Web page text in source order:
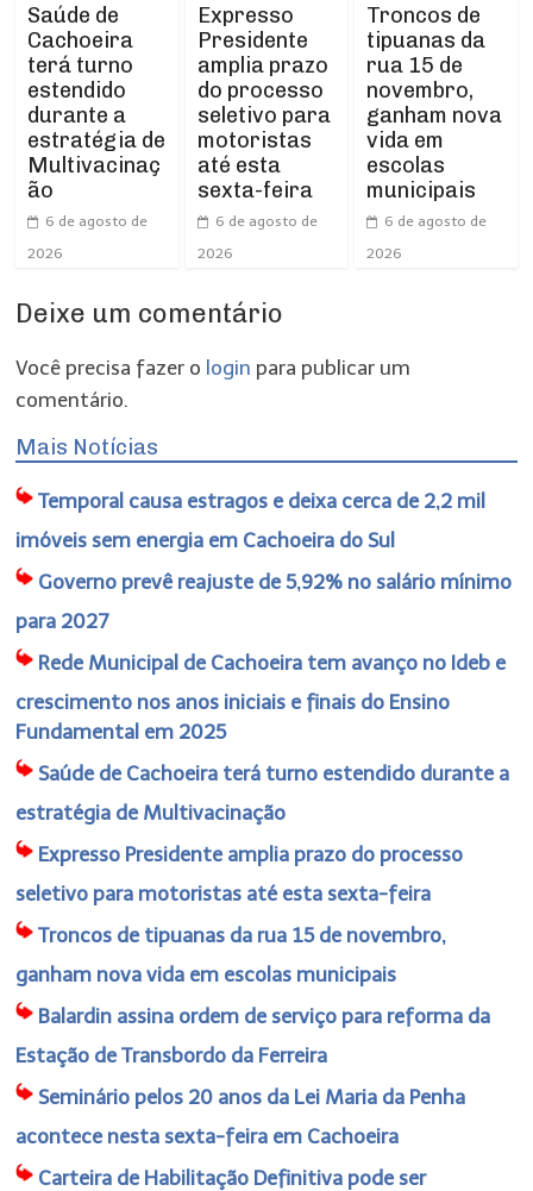
Saúde de
Cachoeira
terá turno
estendido
durante a
estratégia de
Multivacinaç
ão
6 de agosto de
2026
Expresso
Presidente
amplia prazo
do processo
seletivo para
motoristas
até esta
sexta-feira
6 de agosto de
2026
Troncos de
tipuanas da
rua 15 de
novembro,
ganham nova
vida em
escolas
municipais
6 de agosto de
2026
Deixe um comentário
Você precisa fazer o login para publicar um
comentário.
Mais Notícias
Temporal causa estragos e deixa cerca de 2,2 mil
imóveis sem energia em Cachoeira do Sul
Governo prevê reajuste de 5,92% no salário mínimo
para 2027
Rede Municipal de Cachoeira tem avanço no Ideb e
crescimento nos anos iniciais e finais do Ensino
Fundamental em 2025
Saúde de Cachoeira terá turno estendido durante a
estratégia de Multivacinação
Expresso Presidente amplia prazo do processo
seletivo para motoristas até esta sexta-feira
Troncos de tipuanas da rua 15 de novembro,
ganham nova vida em escolas municipais
Balardin assina ordem de serviço para reforma da
Estação de Transbordo da Ferreira
Seminário pelos 20 anos da Lei Maria da Penha
acontece nesta sexta-feira em Cachoeira
Carteira de Habilitação Definitiva pode ser